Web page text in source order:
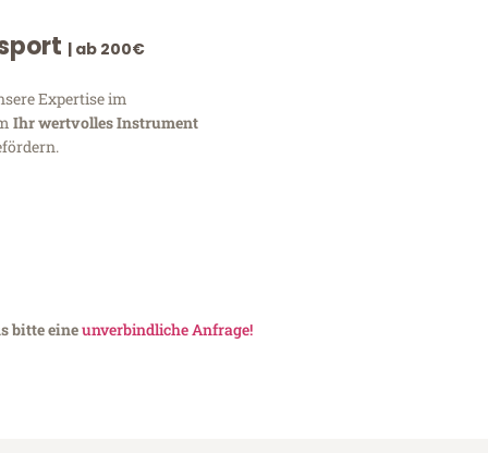
| ab 200€
Expertise im
Ihr wertvolles Instrument
bitte eineunverbindliche Anfrage!